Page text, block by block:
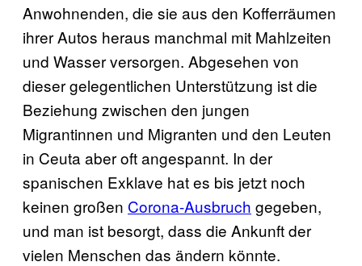
Anwohnenden, die sie aus den Kofferräumen
ihrer Autos heraus manchmal mit Mahlzeiten
und Wasser versorgen. Abgesehen von
dieser gelegentlichen Unterstützung ist die
Beziehung zwischen den jungen
Migrantinnen und Migranten und den Leuten
in Ceuta aber oft angespannt. In der
spanischen Exklave hat es bis jetzt noch
keinen großen Corona-Ausbruch gegeben,
und man ist besorgt, dass die Ankunft der
vielen Menschen das ändern könnte.